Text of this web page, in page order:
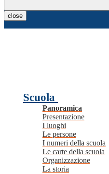
close
Scuola
Panoramica
Presentazione
I luoghi
Le persone
I numeri della scuola
Le carte della scuola
Organizzazione
La storia